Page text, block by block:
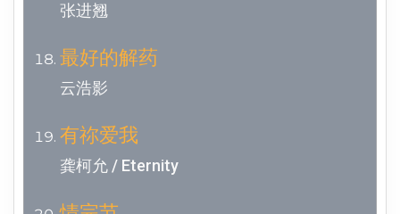
张进翘
最好的解药
云浩影
有祢爱我
龚柯允 / Eternity